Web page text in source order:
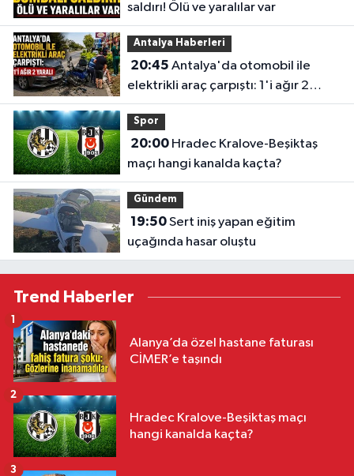
saldırı! Ölü ve yaralılar var
Antalya Haberleri
20:45
elektrikli araç çarpıştı: 1'i ağır 2
yaralı
Spor
20:00Hradec Kralove-Beşiktaş
maçı hangi kanalda kaçta?
Gündem
19:50Sert iniş yapan eğitim
uçağında hasar oluştu
Trend Haberler
Alanya’da özel hastane faturası
CİMER’e taşındı
1
Hradec Kralove-Beşiktaş maçı
hangi kanalda kaçta?
2
3